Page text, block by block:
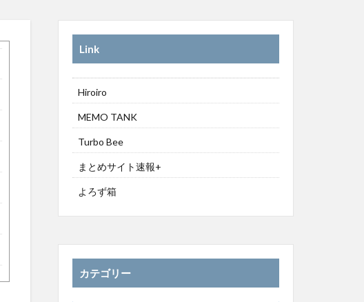
Link
Hiroiro
MEMO TANK
Turbo Bee
まとめサイト速報+
よろず箱
カテゴリー